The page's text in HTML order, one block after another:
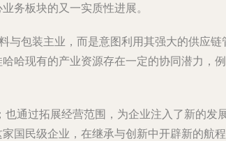
务板块的又一实质性进展。
包装主业，而是意图利用其强大的供应链
哈现有的产业资源存在一定的协同潜力，
也通过拓展经营范围，为企业注入了新的发
国民级企业，在继承与创新中开辟新的航程